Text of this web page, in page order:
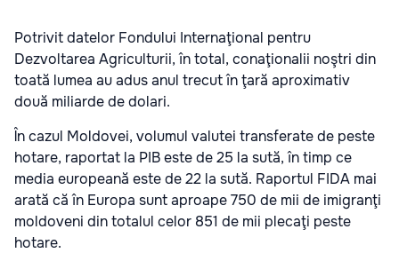
Potrivit datelor Fondului Internaţional pentru
Dezvoltarea Agriculturii, în total, conaţionalii noştri din
toată lumea au adus anul trecut în ţară aproximativ
două miliarde de dolari.
În cazul Moldovei, volumul valutei transferate de peste
hotare, raportat la PIB este de 25 la sută, în timp ce
media europeană este de 22 la sută. Raportul FIDA mai
arată că în Europa sunt aproape 750 de mii de imigranţi
moldoveni din totalul celor 851 de mii plecaţi peste
hotare.